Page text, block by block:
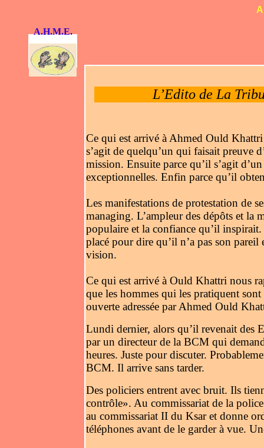
A.H.M.E.
L’Edito de La
Ce qui est arrivé à Ahmed Ould
s’agit de quelqu’un qui faisait preuve
mission. Ensuite parce qu’il s’agit
exceptionnelles. Enfin parce qu’il
Les manifestations de protestation de
managing. L’ampleur des dépôts et la
populaire et la confiance qu’il
placé pour dire qu’il n’a pas son
vision.
Ce qui est arrivé à Ould Khattri nous
que les hommes qui les pratiquent
ouverte adressée par Ahmed Ould
Lundi dernier, alors qu’il revenait des
par un directeur de la BCM qui
heures. Juste pour discuter.
BCM. Il arrive sans tarder.
Des policiers entrent avec bruit. Ils
contrôle». Au commissariat de la
au commissariat II du Ksar et donne
téléphones avant de le garder à vue.